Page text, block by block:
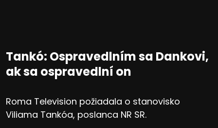
Tankó: Ospravedlním sa Dankovi,
ak sa ospravedlní on
Roma Television požiadala o stanovisko
Viliama Tankóa, poslanca NR SR.